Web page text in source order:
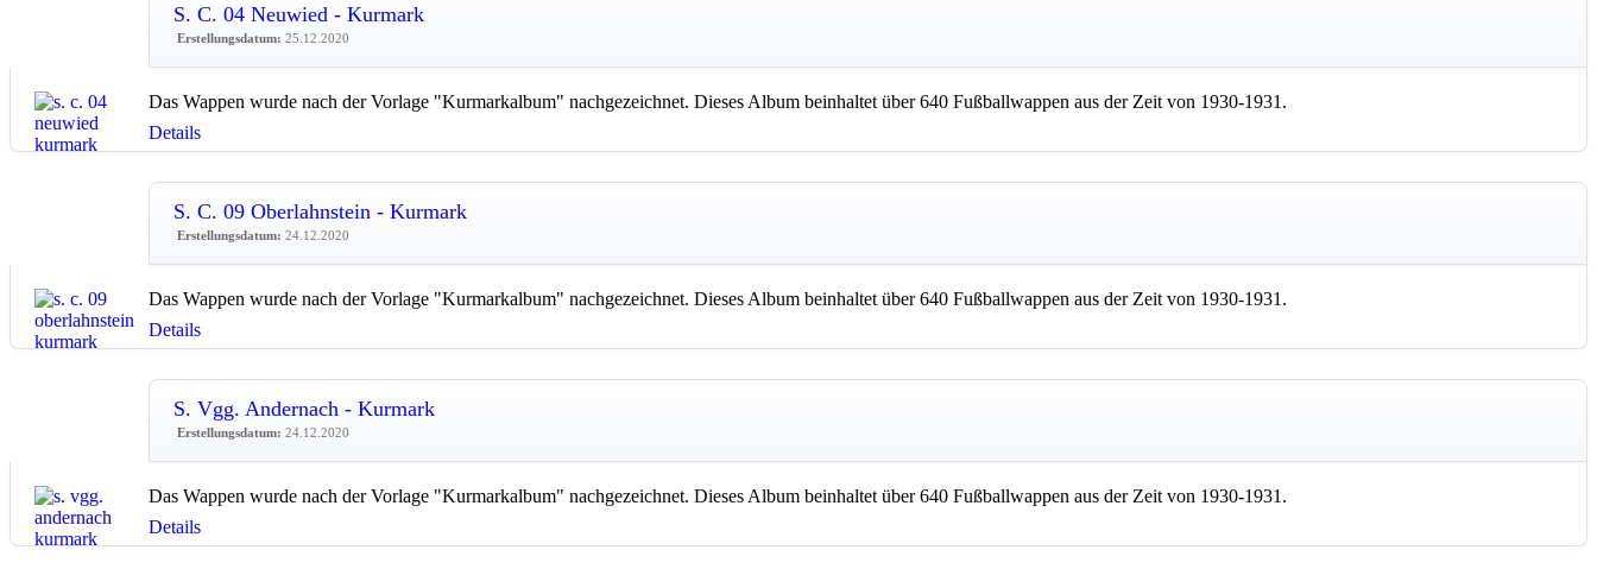
S. C. 04 Neuwied - Kurmark
Erstellungsdatum: 25.12.2020
Das Wappen wurde nach der Vorlage "Kurmarkalbum" nachgezeichnet. Dieses Album beinhaltet über 640 Fußballwappen aus der Zeit von 1930-1931.
Details
S. C. 09 Oberlahnstein - Kurmark
Erstellungsdatum: 24.12.2020
Das Wappen wurde nach der Vorlage "Kurmarkalbum" nachgezeichnet. Dieses Album beinhaltet über 640 Fußballwappen aus der Zeit von 1930-1931.
Details
S. Vgg. Andernach - Kurmark
Erstellungsdatum: 24.12.2020
Das Wappen wurde nach der Vorlage "Kurmarkalbum" nachgezeichnet. Dieses Album beinhaltet über 640 Fußballwappen aus der Zeit von 1930-1931.
Details